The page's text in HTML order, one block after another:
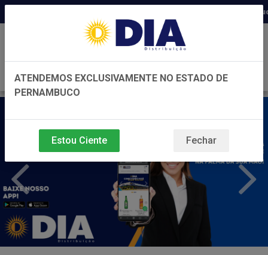
Distribuidora há 22 anos em
ATENDEMOS EXCLUSIVAMENTE NO ESTADO DE
PERNAMBUCO
Estou Ciente Fechar